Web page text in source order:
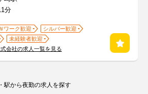
分
ワーク歓迎
シルバー歓迎
未経験者歓迎
会社の求人一覧を見る
駅から夜勤の求人を探す